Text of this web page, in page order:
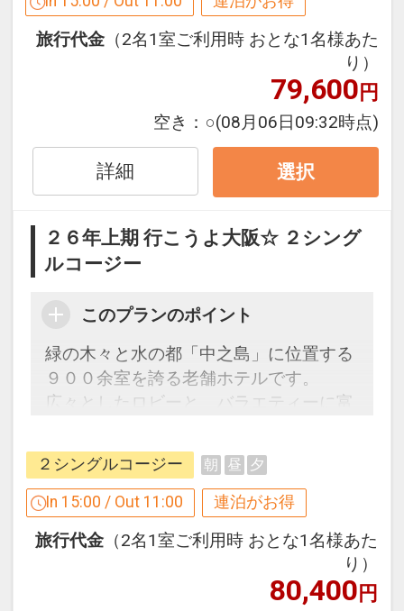
す
連泊の場合、
５００
※宿泊期間中すべての日において人数・
氏名・客室タイプ・食事条件・プラン同
一であることが割引適用の条件となりま
※割引適用後のご旅行代金は、カレンダ
ーからお進みいただいた後表示される
さい。
うれしいおもてなし
●おひとり様ごとに、ミネラルウォータ
●【朝食付プランのみ】朝食券利用で直
営レストラン利用可能なお食事券（3，
500円税込）
※お釣りの返金はできません。
旅行代金 （2名1室ご利用時 おとな1名様あた
り）
79,600円
空き： ○(08月06日09:32時点)
詳細 選択
２６年上期 行こうよ大阪☆ ２シング
ルコージー
このプランのポイント
緑の木々と水の都「中之島」に位置する
９００余室を誇る老舗ホテルです。
広々としたロビーと、バラエティーに富
う工夫されています。
【連泊するとお得】連泊割引がございま
す
連泊の場合、
５００
２シングルコージー 朝 昼 夕
In 15:00 / Out 11:00 連泊がお得
旅行代金 （2名1室ご利用時 おとな1名様あた
り）
80,400円